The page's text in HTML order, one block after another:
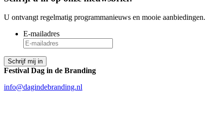
U ontvangt regelmatig programmanieuws en mooie aanbiedingen.
E-mailadres
Festival Dag in de Branding
info@dagindebranding.nl